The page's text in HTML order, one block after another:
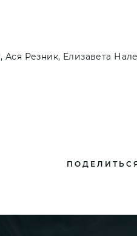
Резник, Елизавета